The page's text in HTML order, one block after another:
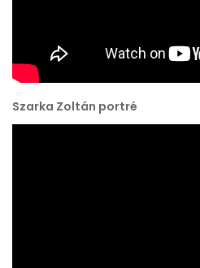
Szarka Zoltán portré